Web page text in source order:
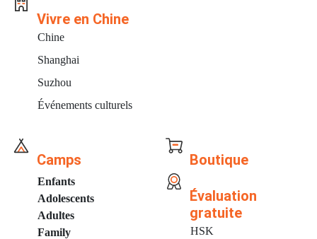
Vivre en Chine
Chine
Shanghai
Suzhou
Événements culturels
Camps
Enfants
Adolescents
Adultes
Family
Boutique
Évaluation
gratuite
HSK